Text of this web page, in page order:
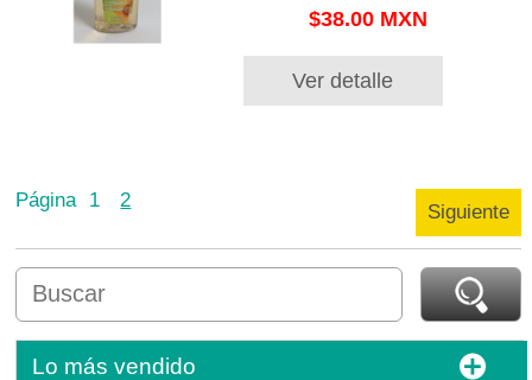
$38.00 MXN
Ver detalle
Página 1 2
Siguiente
Lo más vendido